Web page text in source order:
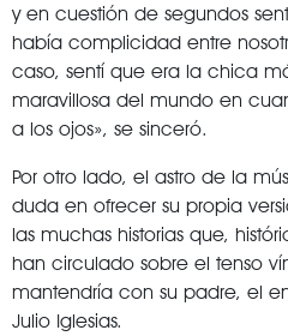
y en cuestión de segundos
había complicidad entre
caso, sentí que era la chica
maravillosa del mundo en
a los ojos», se sinceró.
Por otro lado, el astro de la
duda en ofrecer su propia
las muchas historias que,
han circulado sobre el tenso
mantendría con su padre, el
Julio Iglesias.